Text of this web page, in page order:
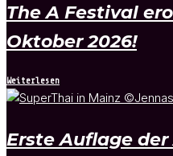
The A Festival
Oktober 2026!
Weiterlesen
Erste Auflage